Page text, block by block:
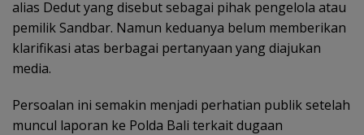
alias Dedut yang disebut sebagai pihak pengelola atau
pemilik Sandbar. Namun keduanya belum memberikan
klarifikasi atas berbagai pertanyaan yang diajukan
media.
Persoalan ini semakin menjadi perhatian publik setelah
muncul laporan ke Polda Bali terkait dugaan